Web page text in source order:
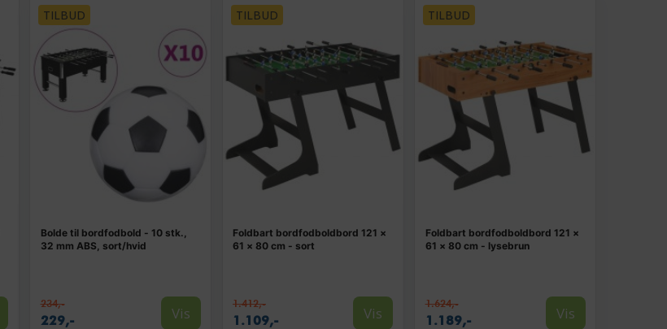
TILBUD
Bolde til bordfodbold - 10 stk.,
32 mm ABS, sort/hvid
234,-
229,- Vis
TILBUD
Foldbart bordfodboldbord 121 ×
61 × 80 cm - sort
1.412,-
1.109,- Vis
TILBUD
Foldbart bordfodboldbord 121 ×
61 × 80 cm - lysebrun
1.624,-
1.189,- Vis